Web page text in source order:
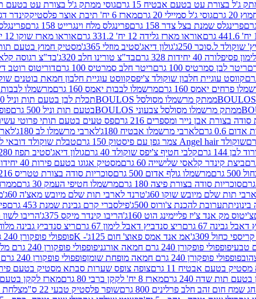
ג'ל בצורת עט בטעם אבטיח 15 גרם גוסי ממתק ג'ל בצורת עט בטעם תות 15
גרם גוסי ג'ל סמיילי 20 גרם מארז 6 יח' תיבת אוצר פלסטיק קינדר
פרינגלס שמנת בצל צדר 158 גרם פרינגלס מלח וינגרייט 158 גרם פרינגלס
אוראו מארז גלידה 12 יח' 331.2 גרם אוראו מארז שוקו 12 יח' 441.6 גרם
שוקולד ל.סוכר 250ג' גולון דיאג'סטיב מוזלי 365ג' מסטיק חמוץ בטעם תות שדה 40
40 יחידות 328 גרם בד"צ טורינו חלב 320ג' בד"צ רגוסה קלאסיק
ריטר לבן סמרטיס 100 גרם ריטר חלב סמרטיס 100 גרם דוריטוס רוטב דיפ
קווסט עוגיית חלבון שוקולד צ'יפסקווסט עוגיית חלבון חמאת בוטנים
פרחים יאמס 160 גרם מרשמלו לבבות יאמס 160 גרם מרשמלו לבבות
ממתק מרשמלו מסולסל BOULOSתכלת לבן בטעם תות וניל 500 גרם
ממתק מרשמלו מסולסל צבעוני BOULOSבטעם תות וניל 500 גרם
בצורת אבן נייר ומספרים 216 גרם פס טעים בטעם תותי פרוטי עשירייה
0.6 גרם לארבי מרשמלו אבטיח 180ג' לארבי מרשמלו לב 180ג'
שוקולד Angel hair צמר גפן עם פיסטוק 150 גרם טבלת שוקולד דובאי לבן 200
144 גרם קלבי חטיף צ'יפס שוקולד 40 גרם גולון דיאג'סטיב תפוז 280ג'
ביצת קינדר קלאסי שלישייה 60 גרם מסטיק אגוגו בטעם פירות 40 יחידות 330 גרם
גרם מרשמלו גולף אדום 500 גרם סוכריות סודה בצורת טטריס 216 גרם
סוכריות סודה בצורת פיצה 180 גרם מרשמלו חטיפי העמק 30 גרם ממרח
תות שלם מיובש שוקו 60ג' טרנד לארבי תות שלם מיובש מאצ'ה 60ג'
תערובת להכנת צ'ורוס 500ג' פילסברי קרם גבינת שמנת 453 גרם
צ'יטוס מק אנד צ'יז פליימינג הוט 160ג' הריבו קינדר מיקס 375ג' הריבו לשון
גבינה 67 גרם ריצ סנדביץ דאבל לימון 67 גרם ריצ סנדביץ גבינה מלוחה 67
כחול 309ג' אמ אנד אמס פאוצ' חום 125ג'- K פופפולי פופקורן 240 גרם צדר חלפיניו
פופפולי פופקורן 240 גרם חמאה אורגני פופפולי פופקורן 240 גרם מלח ים
פופפולי פופקורן 240 גרם חמאה מופחת שומן פופפולי פופקורן 240 גרם חמאה
בטעם אבטיח 11 גרם צופה צופס שערות סבתא מסטיק בטעם פירות 11
תות שדה 240 גרם מארז 8 יח' לקקן ברבי 80 גרם מארז לקקן בטעם
שופר פלסטיק טבעי 22 ס"מ צלחת "8 שנה טובה -